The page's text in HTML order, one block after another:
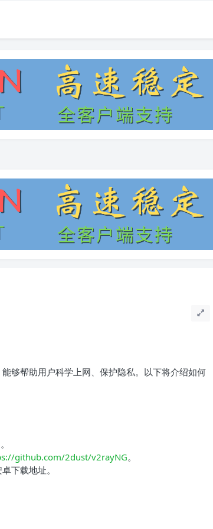
够帮助用户科学上网、保护隐私。以下将介绍如何
github.com/2dust/v2rayNG。
下载地址。